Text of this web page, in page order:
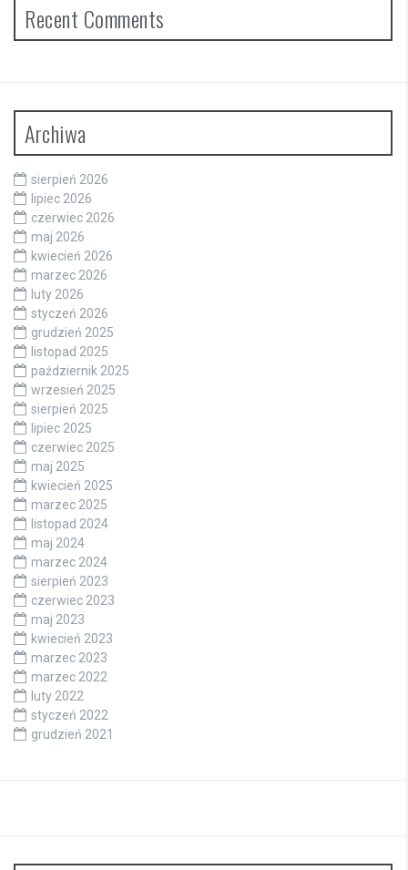
Recent Comments
Archiwa
sierpień 2026
lipiec 2026
czerwiec 2026
maj 2026
kwiecień 2026
marzec 2026
luty 2026
styczeń 2026
grudzień 2025
listopad 2025
październik 2025
wrzesień 2025
sierpień 2025
lipiec 2025
czerwiec 2025
maj 2025
kwiecień 2025
marzec 2025
listopad 2024
maj 2024
marzec 2024
sierpień 2023
czerwiec 2023
maj 2023
kwiecień 2023
marzec 2023
marzec 2022
luty 2022
styczeń 2022
grudzień 2021